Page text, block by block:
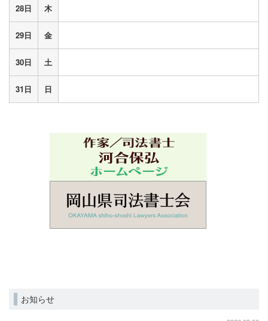
28日 木
29日 金
30日 土
31日 日
お知らせ